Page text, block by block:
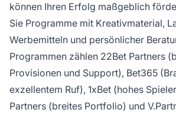
können Ihren Erfolg maßgeblich
Sie Programme mit Kreativmaterial,
Werbemitteln und persönlicher
Programmen zählen 22Bet Partners
Provisionen und Support), Bet365
exzellentem Ruf), 1xBet (hohes
Partners (breites Portfolio) und